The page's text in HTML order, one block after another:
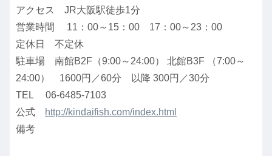
アクセス JR大阪駅徒歩1分
営業時間 11：00～15：00 17：00～23：00
定休日 不定休
駐車場 南館B2F（9:00～24:00） 北館B3F （7:00～
24:00） 1600円／60分 以降 300円／30分
TEL 06-6485-7103
公式
http://kindaifish.com/index.html
備考